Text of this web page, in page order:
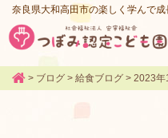
奈良県大和高田市の楽しく学んで
> ブログ > 給食ブログ > 2023年